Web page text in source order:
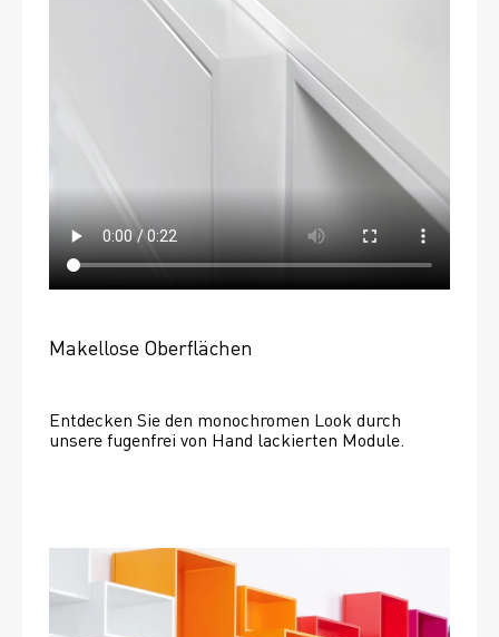
Makellose Oberflächen
Entdecken Sie den monochromen Look durch
unsere fugenfrei von Hand lackierten Module.